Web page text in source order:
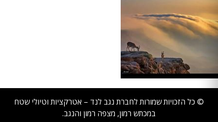
© כל הזכויות שמורות לחברת נגב לנד – אטרקציות וטיולי שטח
במכתש רמון, מצפה רמון והנגב.